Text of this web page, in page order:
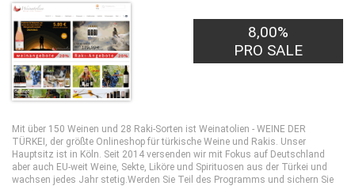
8,00%
PRO SALE
Mit über 150 Weinen und 28 Raki-Sorten ist Weinatolien - WEINE DER
TÜRKEI, der größte Onlineshop für türkische Weine und Rakis. Unser
Hauptsitz ist in Köln. Seit 2014 versenden wir mit Fokus auf Deutschland
aber auch EU-weit Weine, Sekte, Liköre und Spirituosen aus der Türkei und
wachsen jedes Jahr stetig.Werden Sie Teil des Programms und sichern Sie